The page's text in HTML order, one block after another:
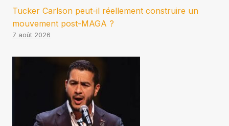
Tucker Carlson peut-il réellement construire un
mouvement post-MAGA ?
7 août 2026